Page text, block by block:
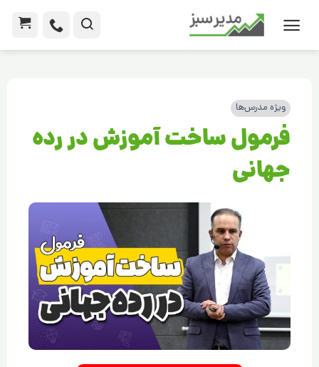
ویژه مدرس‌ها
فرمول ساخت آموزش در رده
جهانی